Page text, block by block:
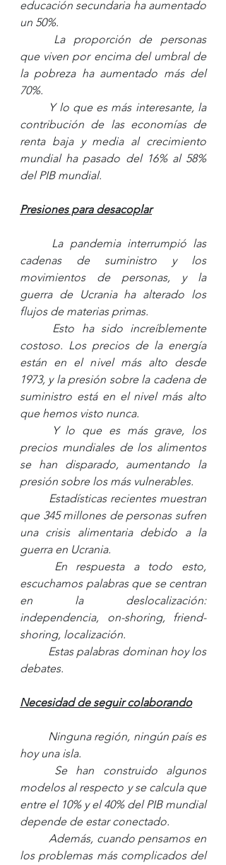
educación secundaria ha aumentado
un 50%.
La proporción de personas
que viven por encima del umbral de
la pobreza ha aumentado más del
70%.
Y lo que es más interesante, la
contribución de las economías de
renta baja y media al crecimiento
mundial ha pasado del 16% al 58%
del PIB mundial.
Presiones para desacoplar
La pandemia interrumpió las
cadenas de suministro y los
movimientos de personas, y la
guerra de Ucrania ha alterado los
flujos de materias primas.
Esto ha sido increíblemente
costoso. Los precios de la energía
están en el nivel más alto desde
1973, y la presión sobre la cadena de
suministro está en el nivel más alto
que hemos visto nunca.
Y lo que es más grave, los
precios mundiales de los alimentos
se han disparado, aumentando la
presión sobre los más vulnerables.
Estadísticas recientes muestran
que 345 millones de personas sufren
una crisis alimentaria debido a la
guerra en Ucrania.
En respuesta a todo esto,
escuchamos palabras que se centran
en la deslocalización:
independencia, on-shoring, friend-
shoring, localización.
Estas palabras dominan hoy los
debates.
Necesidad de seguir colaborando
Ninguna región, ningún país es
hoy una isla.
Se han construido algunos
modelos al respecto y se calcula que
entre el 10% y el 40% del PIB mundial
depende de estar conectado.
Además, cuando pensamos en
los problemas más complicados del